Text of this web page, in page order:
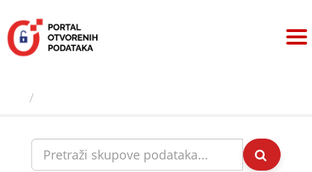
sadržaj